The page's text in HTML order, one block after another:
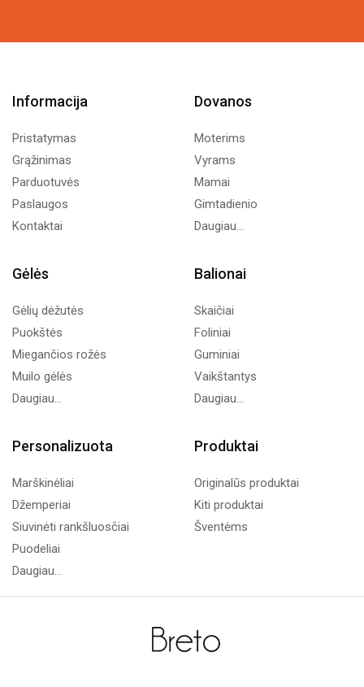
Informacija
Pristatymas
Grąžinimas
Parduotuvės
Paslaugos
Kontaktai
Dovanos
Moterims
Vyrams
Mamai
Gimtadienio
Daugiau...
Gėlės
Gėlių dėžutės
Puokštės
Miegančios rožės
Muilo gėlės
Daugiau...
Balionai
Skaičiai
Foliniai
Guminiai
Vaikštantys
Daugiau...
Personalizuota
Marškinėliai
Džemperiai
Siuvinėti rankšluosčiai
Puodeliai
Daugiau...
Produktai
Originalūs produktai
Kiti produktai
Šventėms